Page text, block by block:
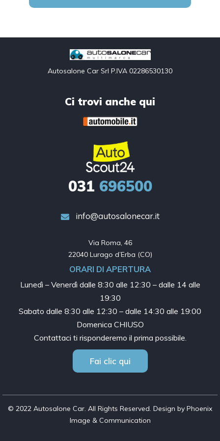
Autosalone Car Srl P.IVA 02286530130
Ci trovi anche qui
031 696500
info@autosalonecar.it
Via Roma, 46
22040 Lurago d’Erba (CO)
ORARI DI APERTURA
Lunedì – Venerdì dalle 8:30 alle 12:30 – dalle 14 alle
19:30
Sabato dalle 8:30 alle 12:30 – dalle 14:30 alle 19:00
Domenica CHIUSO
Contattaci ti risponderemo il prima possibile.
Fai clic qui
© 2022 Autosalone Car. All Rights Reserved. Design by Phoenix
Image & Communication